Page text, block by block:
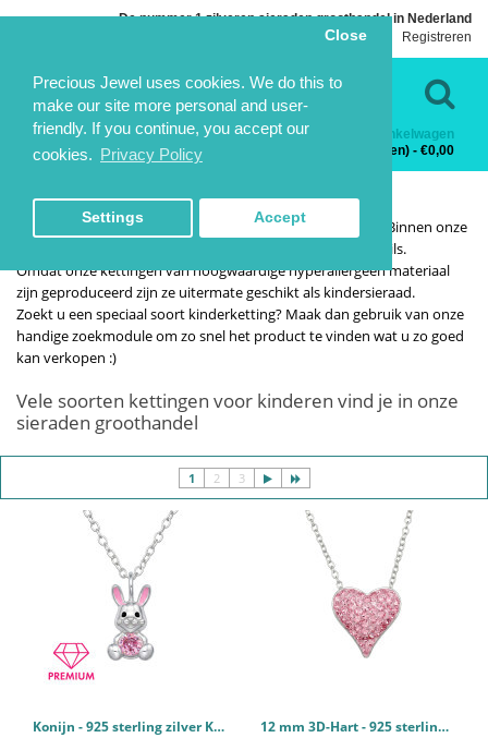
Precious Jewel uses cookies. We do this to
make our site more personal and user-
friendly. If you continue, you accept our
cookies. Privacy Policy
Close
Settings Accept
De nummer 1 zilveren sieraden groothandel in Nederland
Inloggen
Registreren
Categorieën
Winkelwagen
0 product(en) - €0,00
HOME KINDERSIERADEN KETTINGEN VOOR KINDEREN
KETTINGEN VOOR KINDEREN
Kettingen met flamingo's, eenhoorns, vlinder of hondjes. Binnen onze
enorme collectie kinderkettingen vindt u voor ieder wat wils.
Omdat onze kettingen van hoogwaardige hyperallergeen materiaal
zijn geproduceerd zijn ze uitermate geschikt als kindersieraad.
Zoekt u een speciaal soort kinderketting? Maak dan gebruik van onze
handige zoekmodule om zo snel het product te vinden wat u zo goed
kan verkopen :)
Vele soorten kettingen voor kinderen vind je in onze
sieraden groothandel
1 2 3
Konijn - 925 sterling zilver Kettingen voor kinderen PCJW50704 12 mm 3D-Hart - 925 sterling zilver Kettingen voor kinderen PCJW50703